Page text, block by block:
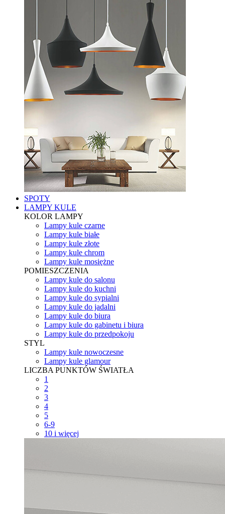
SPOTY
LAMPY KULE
KOLOR LAMPY
Lampy kule czarne
Lampy kule białe
Lampy kule złote
Lampy kule chrom
Lampy kule mosiężne
POMIESZCZENIA
Lampy kule do salonu
Lampy kule do kuchni
Lampy kule do sypialni
Lampy kule do jadalni
Lampy kule do biura
Lampy kule do gabinetu i biura
Lampy kule do przedpokoju
STYL
Lampy kule nowoczesne
Lampy kule glamour
LICZBA PUNKTÓW ŚWIATŁA
1
2
3
4
5
6-9
10 i więcej